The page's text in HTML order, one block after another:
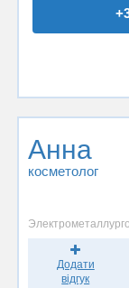
Анна
косметолог
Додати
відгук